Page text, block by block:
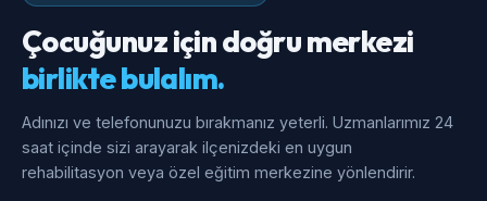
Çocuğunuz için doğru merkezi
birlikte bulalım.
Adınızı ve telefonunuzu bırakmanız yeterli. Uzmanlarımız 24
saat içinde sizi arayarak ilçenizdeki en uygun
rehabilitasyon veya özel eğitim merkezine yönlendirir.